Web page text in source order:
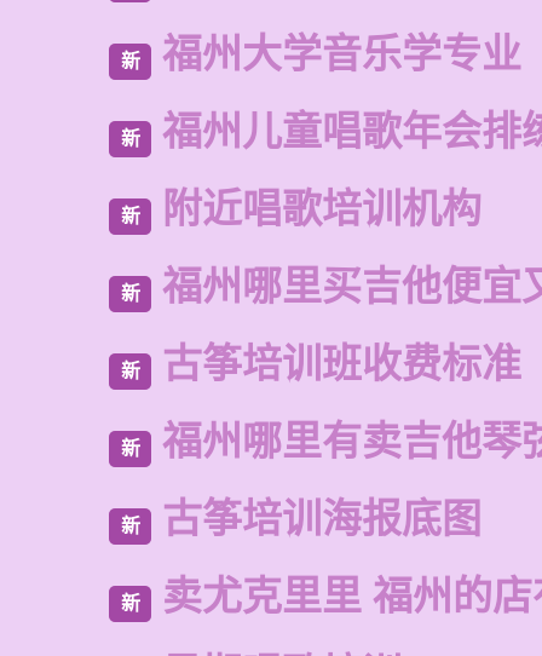
新 福州大学音乐学专业
新 福州儿童唱歌年会排
新 附近唱歌培训机构
新 福州哪里买吉他便宜
新 古筝培训班收费标准
新 福州哪里有卖吉他琴
新 古筝培训海报底图
新 卖尤克里里 福州的